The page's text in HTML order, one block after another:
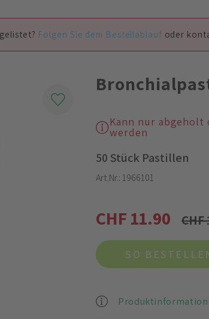
Folgen Sie dem Bestellablauf oder
Kann nur abgeholt
werden
50 Stück Pastillen
Art.Nr.: 1966101
CHF
CHF 11.90
SO